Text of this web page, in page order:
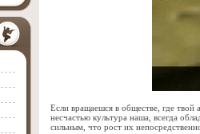
Если вращаешся в обществе, где твой
несчастью культура наша, всегда
сильным, что рост их